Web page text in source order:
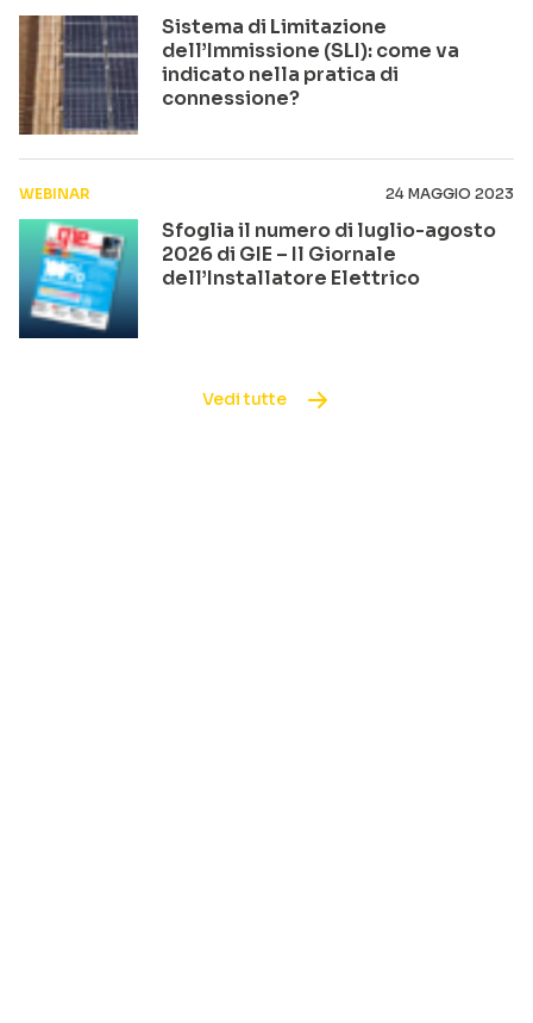
Sistema di Limitazione
dell’Immissione (SLI): come va
indicato nella pratica di
connessione?
WEBINAR 24 MAGGIO 2023
Sfoglia il numero di luglio-agosto
2026 di GIE – Il Giornale
dell’Installatore Elettrico
Vedi tutte